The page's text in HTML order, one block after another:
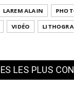
LAREM ALAIN
VIDÉO
LES PLUS